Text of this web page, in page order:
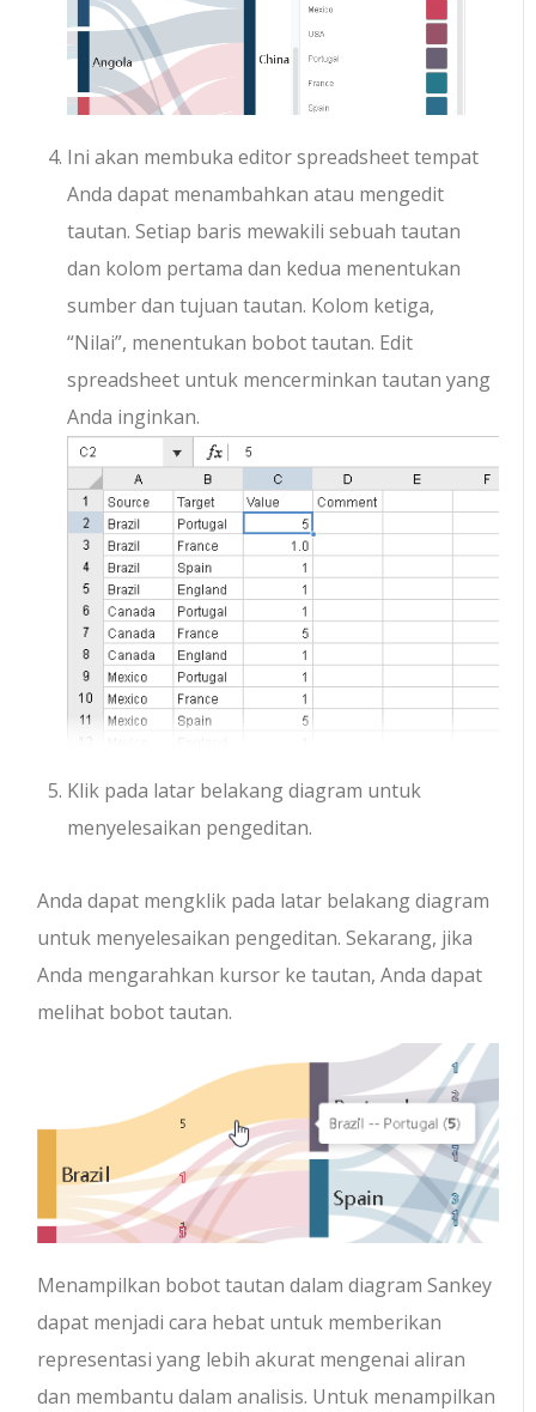
Ini akan membuka editor spreadsheet tempat
Anda dapat menambahkan atau mengedit
tautan. Setiap baris mewakili sebuah tautan
dan kolom pertama dan kedua menentukan
sumber dan tujuan tautan. Kolom ketiga,
“Nilai”, menentukan bobot tautan. Edit
spreadsheet untuk mencerminkan tautan yang
Anda inginkan.
Klik pada latar belakang diagram untuk
menyelesaikan pengeditan.
Anda dapat mengklik pada latar belakang diagram
untuk menyelesaikan pengeditan. Sekarang, jika
Anda mengarahkan kursor ke tautan, Anda dapat
melihat bobot tautan.
Menampilkan bobot tautan dalam diagram Sankey
dapat menjadi cara hebat untuk memberikan
representasi yang lebih akurat mengenai aliran
dan membantu dalam analisis. Untuk menampilkan